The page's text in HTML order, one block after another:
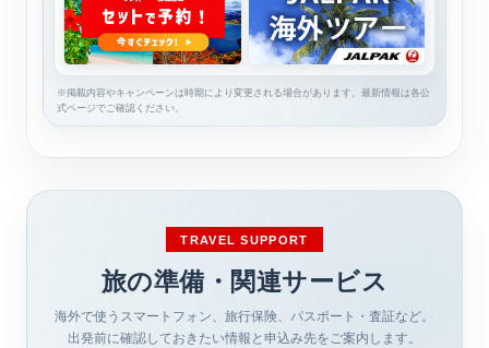
※掲載内容やキャンペーンは時期により変更される場合があります。最新情報は各公
式ページでご確認ください。
TRAVEL SUPPORT
旅の準備・関連サービス
海外で使うスマートフォン、旅行保険、パスポート・査証など。
出発前に確認しておきたい情報と申込み先をご案内します。